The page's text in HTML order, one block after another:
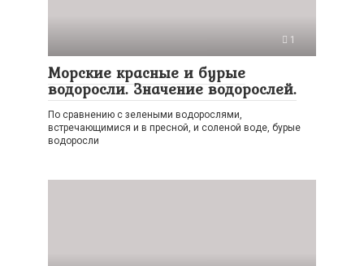
1
Морские красные и бурые
водоросли. Значение водорослей.
По сравнению с зелеными водорослями,
встречающимися и в пресной, и соленой воде, бурые
водоросли